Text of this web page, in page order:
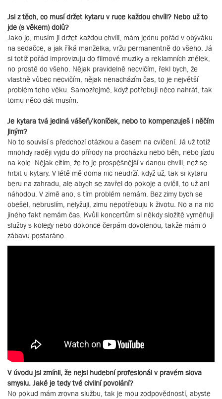
Jsi z těch, co musí držet kytaru v ruce každou chvíli? Nebo už to
jde (s věkem) dolů?
Jako jo, musím ji držet každou chvíli, mám jednu pořád v obýváku
na sedačce, a jak říká manželka, vržu permanentně do všeho. Já
si totiž pořád improvizuju do filmové muziky a reklamních znělek,
no prostě do všeho. Nějak pravidelně necvičím, řekl bych, že
vlastně vůbec necvičím, nějak nenacházím čas, to je největší
problém toho věku. Samozřejmě, když potřebuji něco nahrát, tak
tomu něco dát musím.
Je kytara tvá jediná vášeň/koníček, nebo to kompenzuješ i něčím
jiným?
No to souvisí s předchozí otázkou a časem na cvičení. Já už totiž
mnohdy raději vyjdu do přírody na procházku nebo běh, nebo jízdu
na kole. Nějak cítím, že to je prospěšnější v danou chvíli, než se
hrbit u kytary. V létě mě doma nic neudrží, když už, tak si kytaru
beru na zahradu, ale abych se zavřel do pokoje a cvičil, to už ani
náhodou. V zimě ano, s tím problém nemám. Bez zimy bych se
obešel, nebruslím, nelyžuji, zimu nepotřebuju k životu. No a na nic
jiného fakt nemám čas. Kvůli koncertům si někdy složitě vyměňuji
služby s kolegy nebo dokonce čerpám dovolenou, takže mám o
zábavu postaráno.
V úvodu jsi zmínil, že nejsi hudební profesionál v pravém slova
smyslu. Jaké je tedy tvé civilní povolání?
No pokud mám zrovna službu, tak je mou zodpovědností, abyste